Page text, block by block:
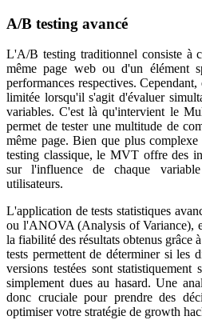
A/B testing avancé
L'A/B testing traditionnel consiste à
même page web ou d'un élément
performances respectives.
limitée lorsqu'il s'agit d'évaluer
variables. C'est là qu'intervient le
permet de tester une multitude de
même page. Bien que plus
testing classique, le MVT offre des
sur l'influence de chaque
utilisateurs.
L'application de tests statistiques
ou l'ANOVA (Analysis of Variance),
la fiabilité des résultats obtenus
tests permettent de déterminer si les
versions testées sont
simplement dues au hasard. Une
donc cruciale pour prendre des
optimiser votre stratégie de growth